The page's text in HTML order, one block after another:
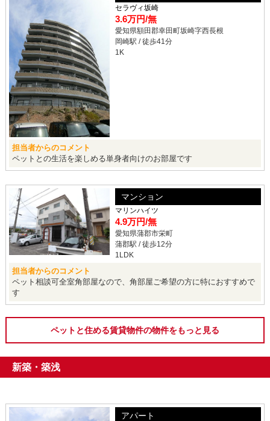
セラヴィ坂崎
3.6万円/無
愛知県額田郡幸田町坂崎字西長根
岡崎駅 / 徒歩41分
1K
担当者からのコメント
ペットとの生活を楽しめる単身者向けのお部屋です
マンション
マリンハイツ
4.9万円/無
愛知県蒲郡市栄町
蒲郡駅 / 徒歩12分
1LDK
担当者からのコメント
ペット相談可全室角部屋なので、角部屋ご希望の方に特におすすめで
す
ペットと住める賃貸物件の物件をもっと見る
新築・築浅
アパート